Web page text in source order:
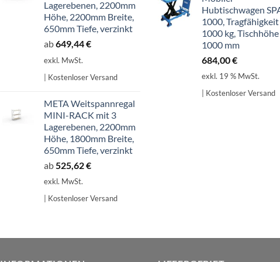
Lagerebenen, 2200mm
Höhe, 2200mm Breite,
650mm Tiefe, verzinkt
ab649,44€
exkl. MwSt.
| Kostenloser Versand
META Weitspannregal
MINI-RACK mit 3
Lagerebenen, 2200mm
Höhe, 1800mm Breite,
650mm Tiefe, verzinkt
ab 525,62€
exkl. MwSt.
| Kostenloser Versand
Hubtischwagen
1000, Tragfähigkeit
1000 kg, Tischhöhe
1000 mm
684,00€
exkl. 19 % MwSt.
| Kostenloser Versand